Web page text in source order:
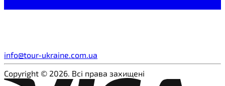
info@tour-ukraine.com.ua
Copyright © 2026. Всі права захищені